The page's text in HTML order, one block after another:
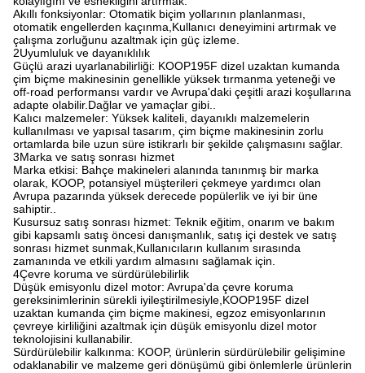
Akıllı fonksiyonlar: Otomatik biçim yollarının planlanması,
otomatik engellerden kaçınma,Kullanıcı deneyimini artırmak ve
çalışma zorluğunu azaltmak için güç izleme.
2Uyumluluk ve dayanıklılık
Güçlü arazi uyarlanabilirliği: KOOP195F dizel uzaktan kumanda
çim biçme makinesinin genellikle yüksek tırmanma yeteneği ve
off-road performansı vardır ve Avrupa'daki çeşitli arazi koşullarına
adapte olabilir.Dağlar ve yamaçlar gibi..
Kalıcı malzemeler: Yüksek kaliteli, dayanıklı malzemelerin
kullanılması ve yapısal tasarım, çim biçme makinesinin zorlu
ortamlarda bile uzun süre istikrarlı bir şekilde çalışmasını sağlar.
3Marka ve satış sonrası hizmet
Marka etkisi: Bahçe makineleri alanında tanınmış bir marka
olarak, KOOP, potansiyel müşterileri çekmeye yardımcı olan
Avrupa pazarında yüksek derecede popülerlik ve iyi bir üne
sahiptir..
Kusursuz satış sonrası hizmet: Teknik eğitim, onarım ve bakım
gibi kapsamlı satış öncesi danışmanlık, satış içi destek ve satış
sonrası hizmet sunmak,Kullanıcıların kullanım sırasında
zamanında ve etkili yardım almasını sağlamak için.
4Çevre koruma ve sürdürülebilirlik
Düşük emisyonlu dizel motor: Avrupa'da çevre koruma
gereksinimlerinin sürekli iyileştirilmesiyle,KOOP195F dizel
uzaktan kumanda çim biçme makinesi, egzoz emisyonlarının
çevreye kirliliğini azaltmak için düşük emisyonlu dizel motor
teknolojisini kullanabilir.
Sürdürülebilir kalkınma: KOOP, ürünlerin sürdürülebilir gelişimine
odaklanabilir ve malzeme geri dönüşümü gibi önlemlerle ürünlerin